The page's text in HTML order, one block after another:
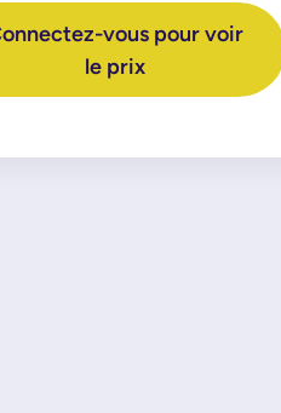
vous pour voir
le prix